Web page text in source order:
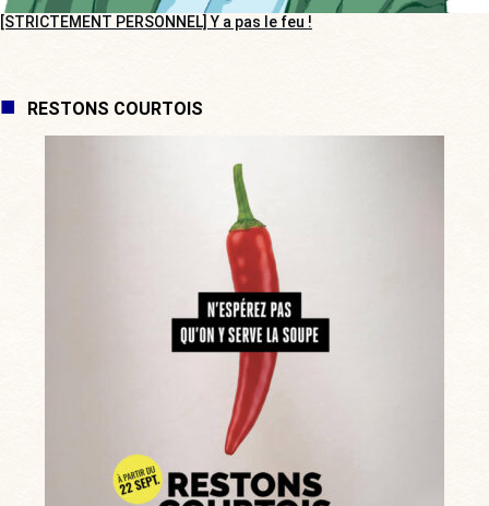
[STRICTEMENT PERSONNEL] Y a pas le feu !
RESTONS COURTOIS